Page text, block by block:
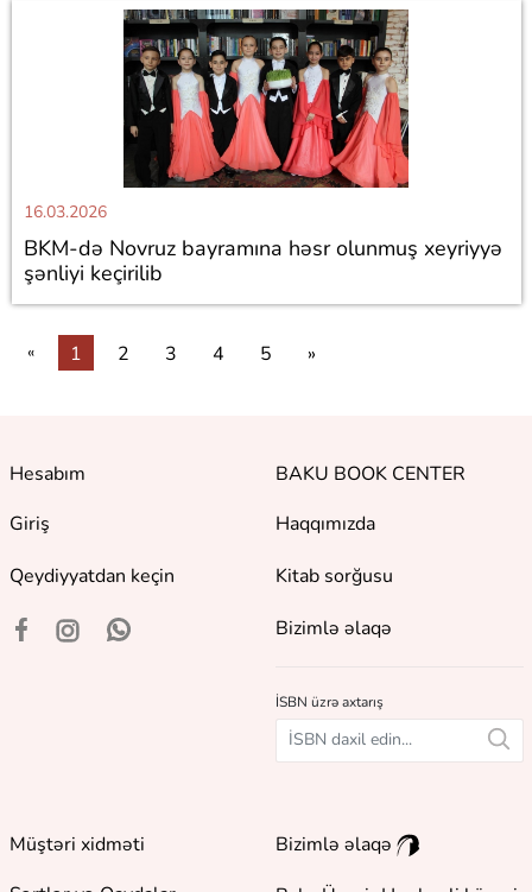
16.03.2026
BKM-də Novruz bayramına həsr olunmuş xeyriyyə
şənliyi keçirilib
« 1 2 3 4 5 »
Hesabım
Giriş
Qeydiyyatdan keçin
BAKU BOOK CENTER
Haqqımızda
Kitab sorğusu
Bizimlə əlaqə
İSBN üzrə axtarış
Müştəri xidməti
Bizimlə əlaqə